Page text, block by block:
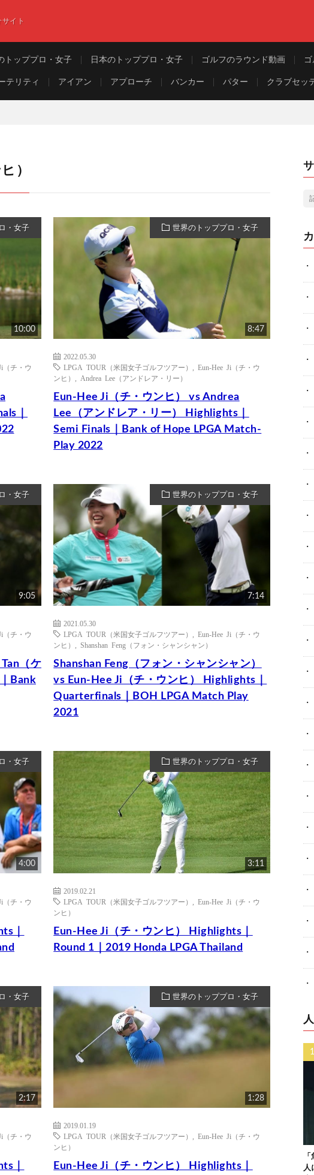
イト
トッププロ・女子 日本のトッププロ・女子 ゴルフのラウンド動画
テリティ アイアン アプローチ バンカー パター クラブセッ
）
・女子
10:00
（チ・ウ
｜
世界のトッププロ・女子
8:47
2022.05.30
LPGA TOUR（米国女子ゴルフツアー）
,Eun-Hee Ji（チ・ウ
ンヒ）
Andrea Lee（アンドレア・リー）
Eun-Hee Ji（チ・ウンヒ） vs Andrea
Lee（アンドレア・リー） Highlights｜
Semi Finals｜Bank of Hope LPGA Match-
Play 2022
・女子
9:05
（チ・ウ
（ケ
Bank
世界のトッププロ・女子
7:14
2021.05.30
LPGA TOUR（米国女子ゴルフツアー）
,Eun-Hee Ji（チ・ウ
ンヒ）
,Shanshan Feng（フォン・シャンシャン）
Shanshan Feng（フォン・シャンシャン）
vs Eun-Hee Ji（チ・ウンヒ） Highlights｜
Quarterfinals｜BOH LPGA Match Play
2021
・女子
4:00
（チ・ウ
｜
世界のトッププロ・女子
3:11
2019.02.21
LPGA TOUR（米国女子ゴルフツアー）
,Eun-Hee Ji（チ・ウ
ンヒ）
Eun-Hee Ji（チ・ウンヒ） Highlights｜
Round 1｜2019 Honda LPGA Thailand
・女子
2:17
（チ・ウ
｜
世界のトッププロ・女子
1:28
2019.01.19
LPGA TOUR（米国女子ゴルフツアー）
,Eun-Hee Ji（チ・ウ
ンヒ）
Eun-Hee Ji（チ・ウンヒ） Highlights｜
人